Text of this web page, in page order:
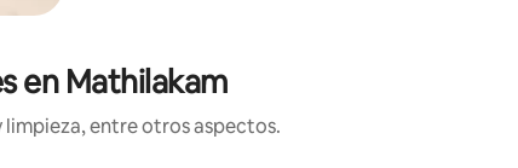
en Mathilakam
limpieza, entre otros aspectos.